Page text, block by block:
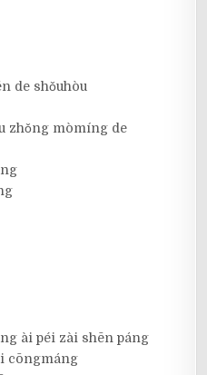
de shǒuhòu
zhǒng mòmíng de
ài péi zài shēn páng
cōngmáng